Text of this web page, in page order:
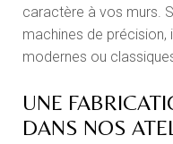
caractère à vos murs.
machines de précision,
modernes ou
UNE
DANS NOS